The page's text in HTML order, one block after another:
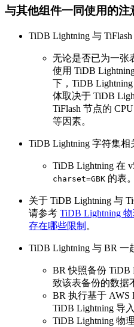
与其他组件一同使用的注
TiDB Lightning 与
无论是否已为一张
使用 TiDB
下，TiDB
体取决于 TiDB
TiFlash 节点的
等因素。
TiDB Lightning 字符集相
TiDB Lightning 在
charset=GBK 的表。
关于 TiDB Lightning 与
请参考 TiDB Lightning
存在哪些限制 。
TiDB Lightning 与 BR 一
BR 快照备份 TiDB
致该表备份的数据
BR 执行基于 AWS
TiDB Lightning 导
TiDB Lightning 物